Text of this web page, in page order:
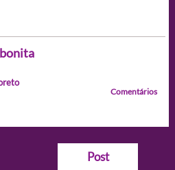
Comentários
Post